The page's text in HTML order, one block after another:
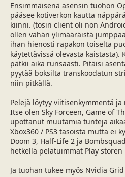
Ensimmäisenä asensin tuohon
pääsee kotiverkon kautta
kiinni. (tosin client oli non
ollen vähän ylimääräistä
ihan hienosti rapakon toiselta
käytettävissä olevasta
pätkii aika runsaasti. Pitäisi
pyytää boksilta transkoodatun
niin pitkällä.
Pelejä löytyy viitisenkymmentä
Itse olen Sky Forceen, Game of
upottanut muutamia tunteja
Xbox360 / PS3 tasoista mutta ei
Doom 3, Half-Life 2 ja
hetkellä pelatuimmat Play storen
Ja tuohan tukee myös Nvidia